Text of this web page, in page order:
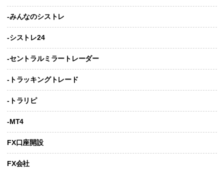
-みんなのシストレ
-シストレ24
-セントラルミラートレーダー
-トラッキングトレード
-トラリピ
-MT4
FX口座開設
FX会社